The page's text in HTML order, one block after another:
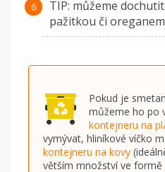
TIP: můžeme
pažitkou či
Pokud je
můžeme ho po
kontejneru na
vymývat, hliníkové víčko
kontejneru na kovy
větším množství ve formě